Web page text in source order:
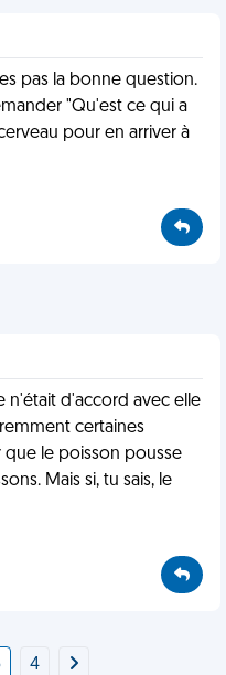
pas la bonne question.
"Qu'est ce qui a
pour en arriver à
n'était d'accord avec elle
certaines
le poisson pousse
Mais si, tu sais, le
4